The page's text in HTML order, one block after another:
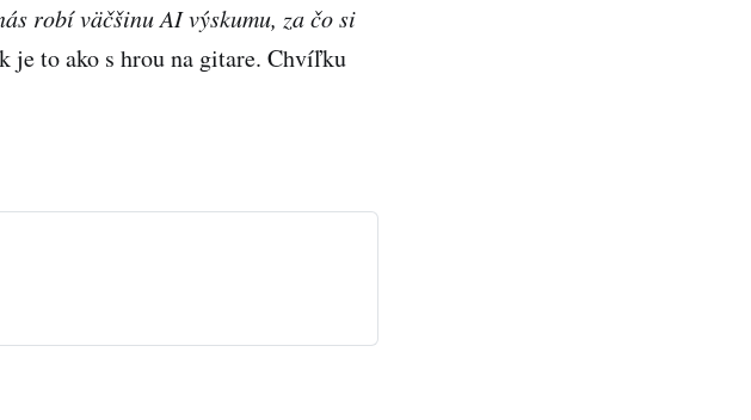
robí väčšinu AI výskumu, za čo si
je to ako s hrou na gitare. Chvíľku